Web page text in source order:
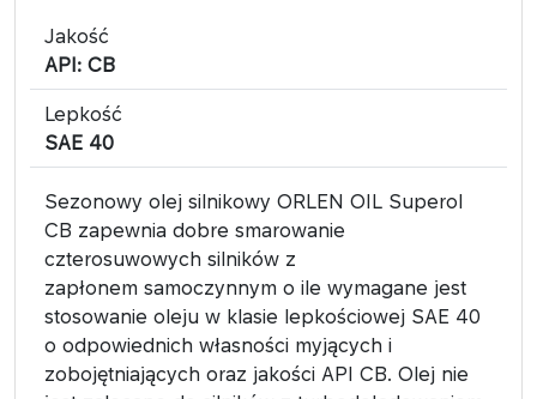
Jakość
API: CB
Lepkość
SAE 40
Sezonowy olej silnikowy ORLEN OIL Superol
CB zapewnia dobre smarowanie
czterosuwowych silników z
zapłonem samoczynnym o ile wymagane jest
stosowanie oleju w klasie lepkościowej SAE 40
o odpowiednich własności myjących i
zobojętniających oraz jakości API CB. Olej nie